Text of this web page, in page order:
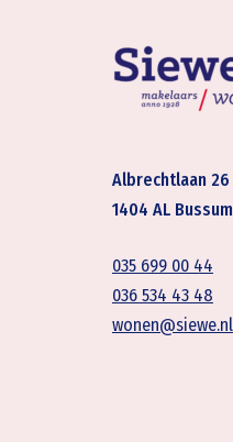
Albrechtlaan 26
1404 AL Bussum
035 699 00 44
036 534 43 48
wonen@siewe.nl